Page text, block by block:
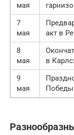
мая
7
мая
акт в
8
мая
в
9
мая